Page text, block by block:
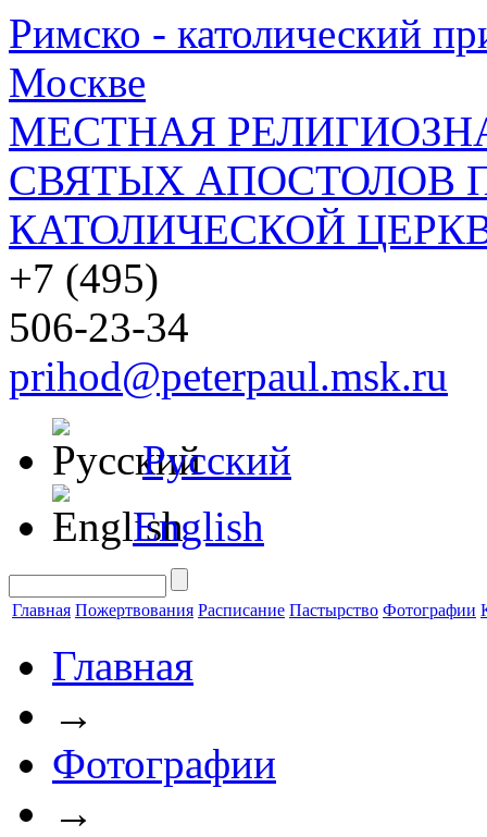
Римско - католический
Москве
МЕСТНАЯ
СВЯТЫХ АПОСТОЛОВ
КАТОЛИЧЕСКОЙ
+7 (495)
506-23-34
prihod@peterpaul.msk.ru
Русский
English
Главная Пожертвования Расписание Пастырство Фотографии
Главная
→
Фотографии
→